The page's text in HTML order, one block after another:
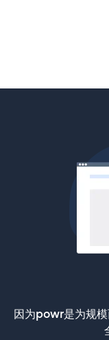
因为powr是为规